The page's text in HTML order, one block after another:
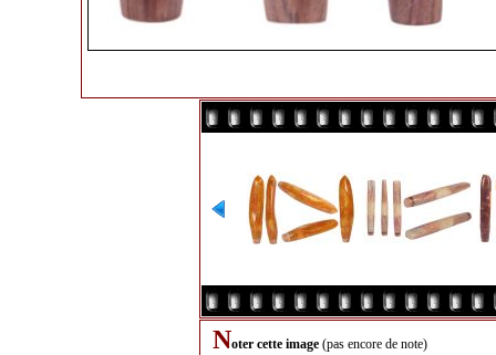
Noter cette image (pas encore de note)